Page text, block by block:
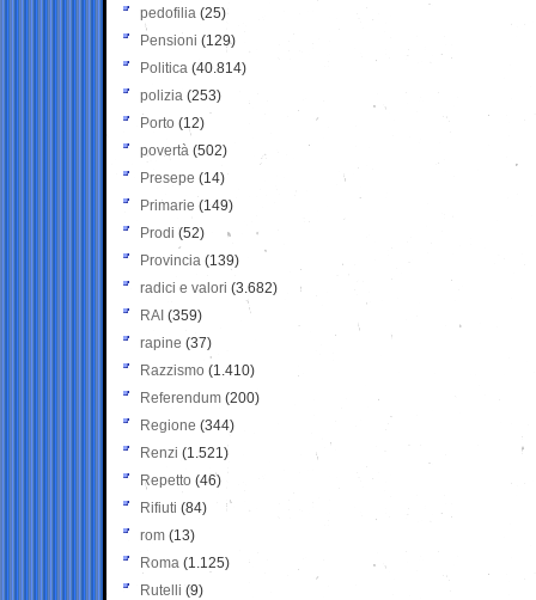
pedofilia (25)
Pensioni (129)
Politica (40.814)
polizia (253)
Porto (12)
povertà (502)
Presepe (14)
Primarie (149)
Prodi (52)
Provincia (139)
radici e valori (3.682)
RAI (359)
rapine (37)
Razzismo (1.410)
Referendum (200)
Regione (344)
Renzi (1.521)
Repetto (46)
Rifiuti (84)
rom (13)
Roma (1.125)
Rutelli (9)